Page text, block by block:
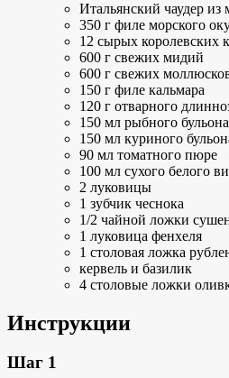
Итальянский чаудер из
350 г филе морского
12 сырых королевских
600 г свежих мидий
600 г свежих
150 г филе кальмара
120 г отварного
150 мл рыбного бульона
150 мл куриного
90 мл томатного пюре
100 мл сухого белого
2 луковицы
1 зубчик чеснока
1/2 чайной ложки
1 луковица фенхеля
1 столовая ложка
кервель и базилик
4 столовые ложки
Инструкции
Шаг 1